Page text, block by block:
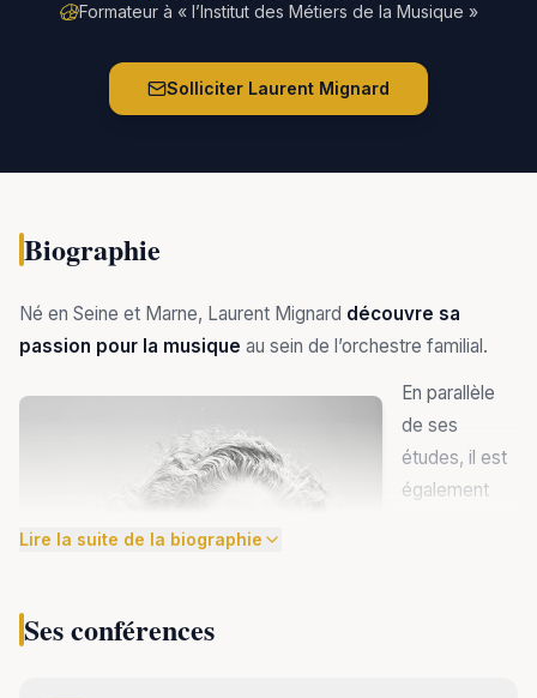
Formateur à « l’Institut des Métiers de la Musique »
Solliciter Laurent Mignard
Biographie
Né en Seine et Marne, Laurent Mignard découvre sa
passion pour la musique au sein de l’orchestre familial.
En parallèle
de ses
études, il est
également
Lire la suite de la biographie
Ses conférences